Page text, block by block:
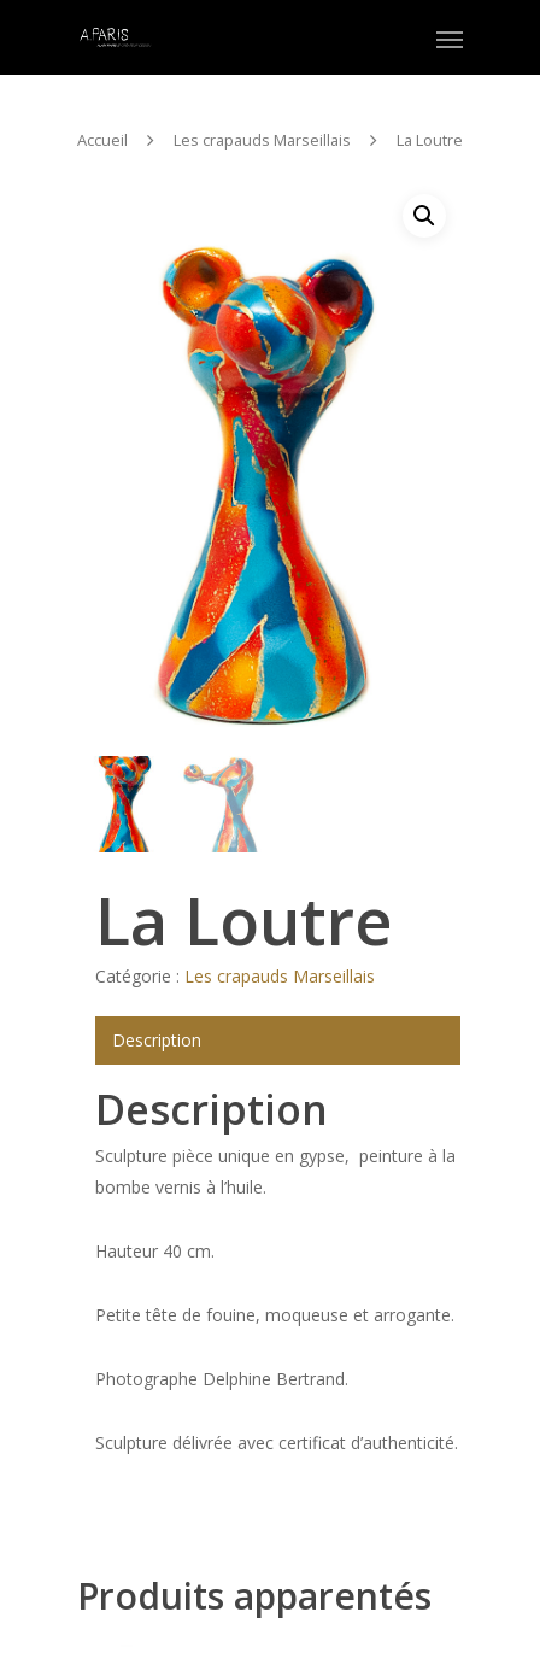
Accueil Les crapauds Marseillais La Loutre
La Loutre
Catégorie : Les crapauds Marseillais
Description
Description
Sculpture pièce unique en gypse, peinture à la
bombe vernis à l’huile.
Hauteur 40 cm.
Petite tête de fouine, moqueuse et arrogante.
Photographe Delphine Bertrand.
Sculpture délivrée avec certificat d’authenticité.
Produits apparentés